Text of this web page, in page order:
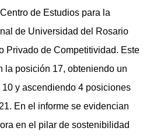
de Estudios para la
de Universidad del Rosario
Privado de Competitividad. Este
la posición 17, obteniendo un
y ascendiendo 4 posiciones
En el informe se evidencian
en el pilar de sostenibilidad